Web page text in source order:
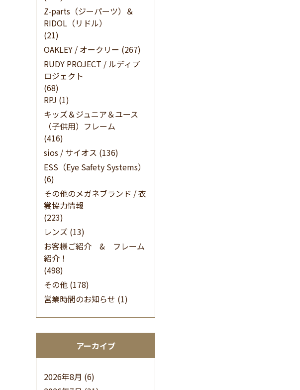
Z-parts（ジーパーツ）＆
RIDOL（リドル）
(21)
OAKLEY / オークリー (267)
RUDY PROJECT / ルディプ
ロジェクト
(68)
RPJ (1)
キッズ＆ジュニア＆ユース
（子供用）フレーム
(416)
sios / サイオス (136)
ESS（Eye Safety Systems）
(6)
その他のメガネブランド / 衣
裳協力情報
(223)
レンズ (13)
お客様ご紹介 & フレーム
紹介！
(498)
その他 (178)
営業時間のお知らせ (1)
アーカイブ
2026年8月 (6)